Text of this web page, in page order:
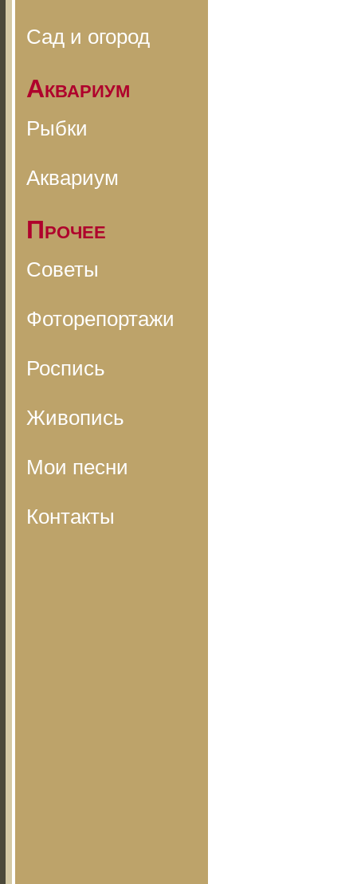
Сад и огород
Аквариум
Рыбки
Аквариум
Прочее
Советы
Фоторепортажи
Роспись
Живопись
Мои песни
Контакты